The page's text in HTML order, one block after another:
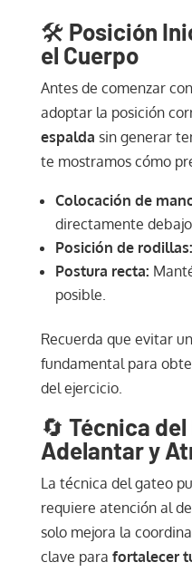
🛠️ Posición
el Cuerpo
Antes de comenzar
adoptar la posición
espalda sin generar
te mostramos cómo
Colocación de
directamente
Posición de rodillas:
Postura recta:
posible.
Recuerda que evitar
fundamental para
del ejercicio.
🔄 Técnica
Adelantar y
La técnica del gateo
requiere atención al
solo mejora la
clave para fortalecer